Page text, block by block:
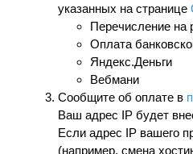
указанных на странице
Перечисление на
Оплата
Яндекс.Деньги
Вебмани
Сообщите об оплате в
Ваш адрес IP будет
Если адрес IP вашего
(например, смена